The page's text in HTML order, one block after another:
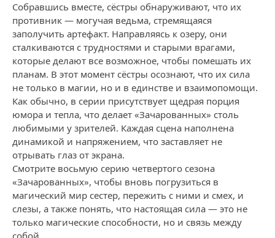
Собравшись вместе, сёстры обнаруживают, что их
противник — могучая ведьма, стремящаяся
заполучить артефакт. Направляясь к озеру, они
сталкиваются с трудностями и старыми врагами,
которые делают все возможное, чтобы помешать их
планам. В этот момент сёстры осознают, что их сила
не только в магии, но и в единстве и взаимопомощи.
Как обычно, в серии присутствует щедрая порция
юмора и тепла, что делает «Зачарованных» столь
любимыми у зрителей. Каждая сцена наполнена
динамикой и напряжением, что заставляет не
отрывать глаз от экрана.
Смотрите восьмую серию четвертого сезона
«Зачарованных», чтобы вновь погрузиться в
магический мир сестер, пережить с ними и смех, и
слезы, а также понять, что настоящая сила — это не
только магические способности, но и связь между
собой.